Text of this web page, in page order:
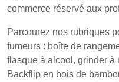
commerce réservé aux
Parcourez nos rubriques
fumeurs : boîte de
flasque à alcool, grinder à
Backflip en bois de